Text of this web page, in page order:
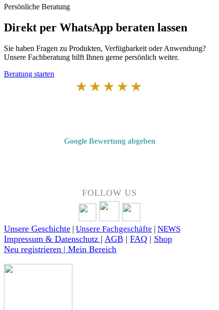
Persönliche Beratung
Direkt per WhatsApp beraten lassen
Sie haben Fragen zu Produkten, Verfügbarkeit oder Anwendung?
Unsere Fachberatung hilft Ihnen gerne persönlich weiter.
Beratung starten
★★★★★
Google Bewertung abgeben
FOLLOW US
Unsere Geschichte Unsere Fachgeschäfte NEWS
Impressum & Datenschutz | AGB | FAQ | Shop
Neu registrieren | Mein Bereich